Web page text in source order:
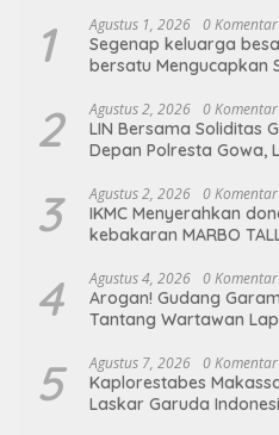
1 Agustus 1, 2026 0 Komentar
Segenap keluarga
bersatu Mengucapkan
2 Agustus 2, 2026 0 Komentar
LIN Bersama Soliditas
Depan Polresta Gowa,
3 Agustus 2, 2026 0 Komentar
IKMC Menyerahkan
kebakaran MARBO
4 Agustus 4, 2026 0 Komentar
Arogan! Gudang
Tantang Wartawan
5 Agustus 7, 2026 0 Komentar
Kaplorestabes
Laskar Garuda